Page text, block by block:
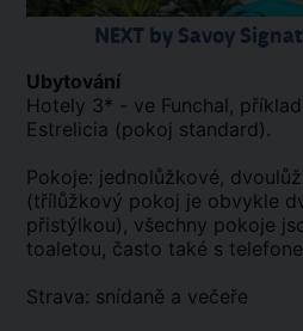
NEXT by Savoy
Ubytování
Hotely 3* - ve Funchal,
Estrelicia (pokoj standard).
Pokoje: jednolůžkové,
(třílůžkový pokoj je obvykle
přistýlkou), všechny pokoje
toaletou, často také s
Strava: snídaně a večeře